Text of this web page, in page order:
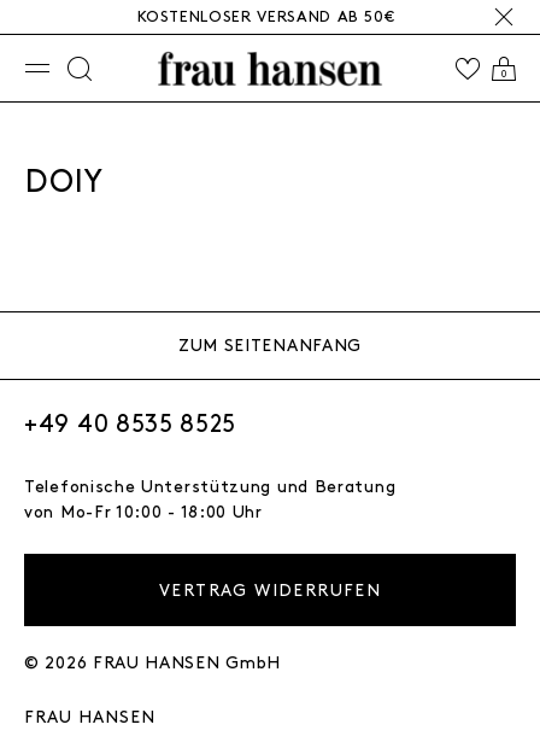
KOSTENLOSER VERSAND AB 50€
0
☰
DOIY
ZUM SEITENANFANG
+49 40 8535 8525
Telefonische Unterstützung und Beratung
von Mo-Fr 10:00 - 18:00 Uhr
VERTRAG WIDERRUFEN
© 2026 FRAU HANSEN GmbH
FRAU HANSEN